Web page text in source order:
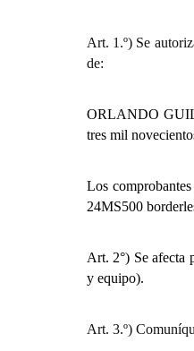
Art. 1.º) Se
de:
ORLANDO
tres mil
Los
24MS500
Art. 2°) Se afecta
y equipo).
Art. 3.º)